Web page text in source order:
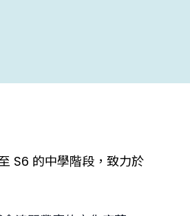
S6 的中學階段，致力於